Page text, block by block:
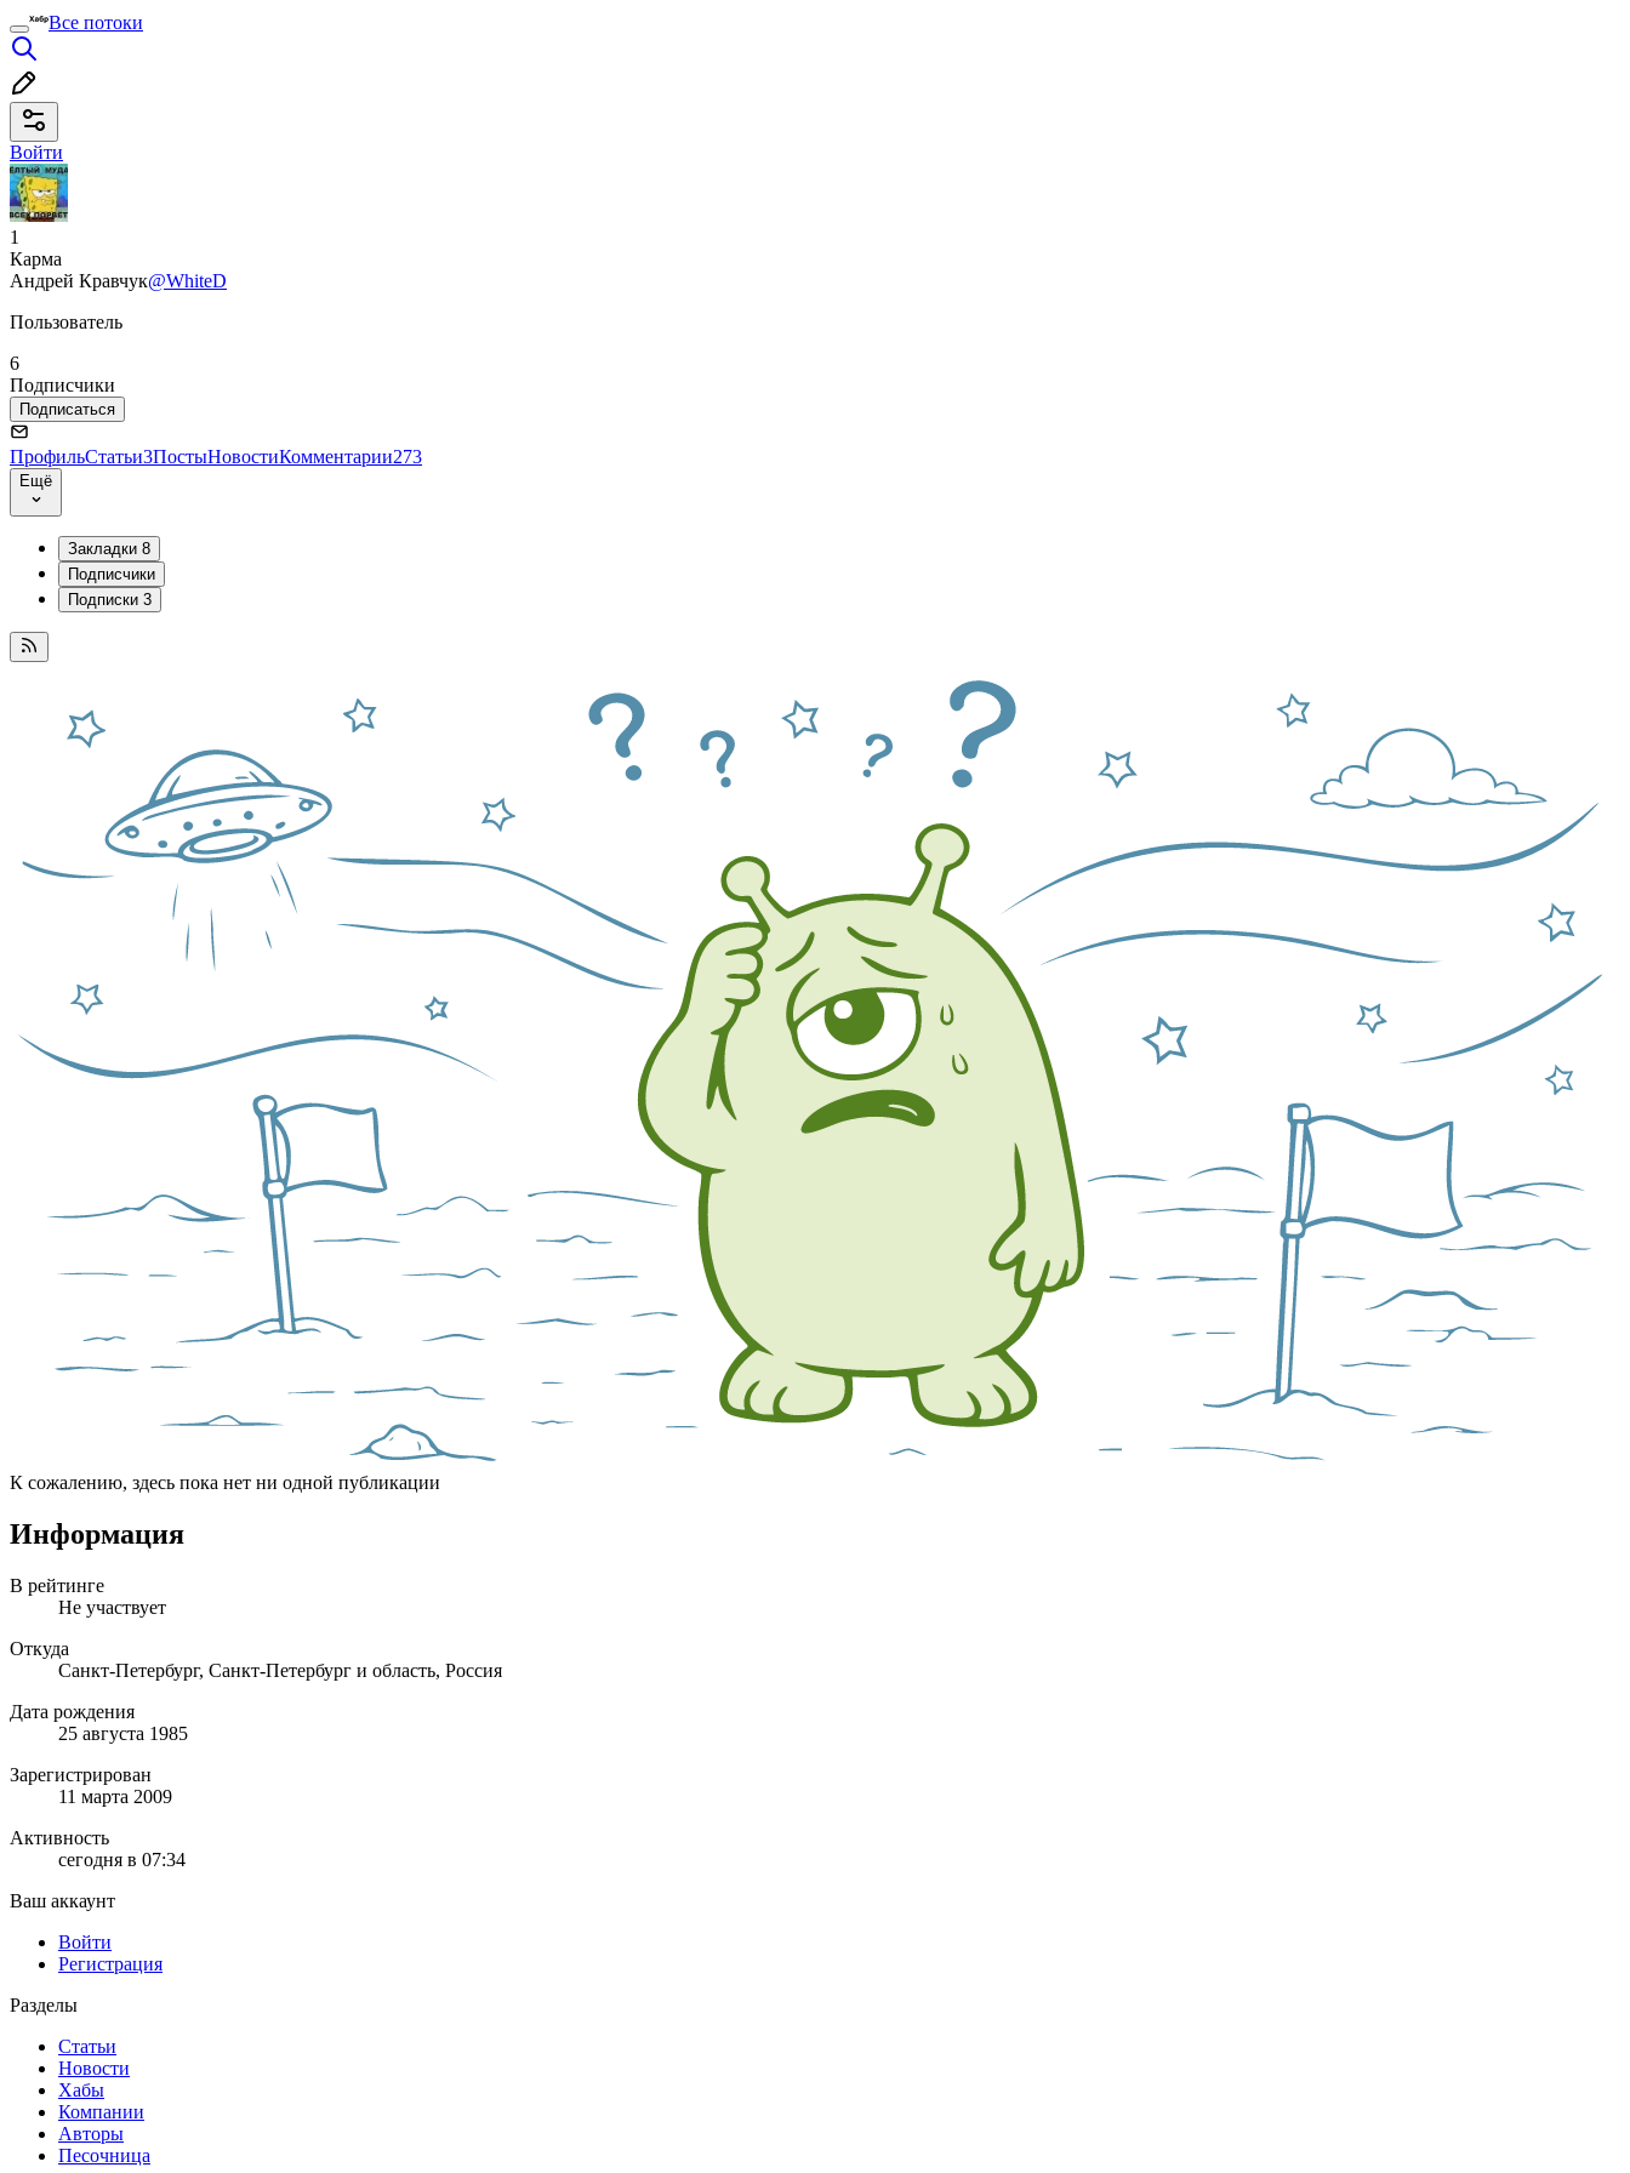
Все потоки
Войти
1
Карма
Андрей Кравчук@WhiteD
Пользователь
6
Подписчики
Подписаться
ПрофильСтатьи3ПостыНовостиКомментарии273
Ещё
Закладки 8
Подписчики
Подписки 3
К сожалению, здесь пока нет ни одной публикации
Информация
В рейтинге
Не участвует
Откуда
Санкт-Петербург, Санкт-Петербург и область, Россия
Дата рождения
25 августа 1985
Зарегистрирован
11 марта 2009
Активность
сегодня в 07:34
Ваш аккаунт
Войти
Регистрация
Разделы
Статьи
Новости
Хабы
Компании
Авторы
Песочница